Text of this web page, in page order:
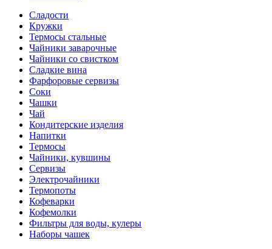
Сладости
Кружки
Термосы стальные
Чайники заварочные
Чайники со свистком
Сладкие вина
Фарфоровые сервизы
Соки
Чашки
Чай
Кондитерские изделия
Напитки
Термосы
Чайники, кувшины
Сервизы
Электрочайники
Термопоты
Кофеварки
Кофемолки
Фильтры для воды, кулеры
Наборы чашек